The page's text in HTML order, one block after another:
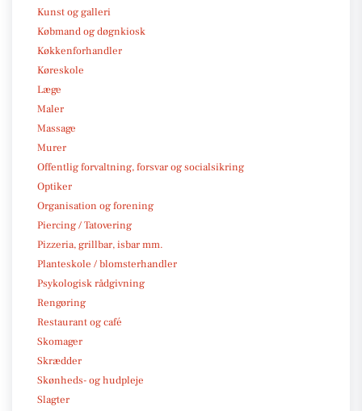
Kunst og galleri
Købmand og døgnkiosk
Køkkenforhandler
Køreskole
Læge
Maler
Massage
Murer
Offentlig forvaltning, forsvar og socialsikring
Optiker
Organisation og forening
Piercing / Tatovering
Pizzeria, grillbar, isbar mm.
Planteskole / blomsterhandler
Psykologisk rådgivning
Rengøring
Restaurant og café
Skomager
Skrædder
Skønheds- og hudpleje
Slagter